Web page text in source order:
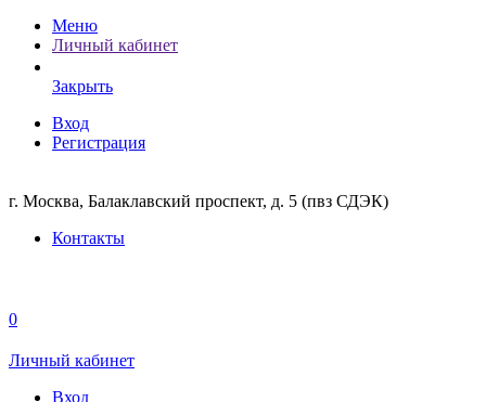
Меню
Личный кабинет
Закрыть
Вход
Регистрация
г. Москва, Балаклавский проспект, д. 5 (пвз СДЭК)
Контакты
0
Личный кабинет
Вход